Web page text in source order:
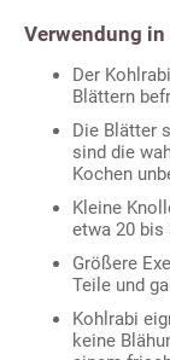
Verwendung in
Der
Blättern
Die Blätter
sind die
Kochen
Kleine
etwa 20 bis
Größere
Teile und
Kohlrabi
keine